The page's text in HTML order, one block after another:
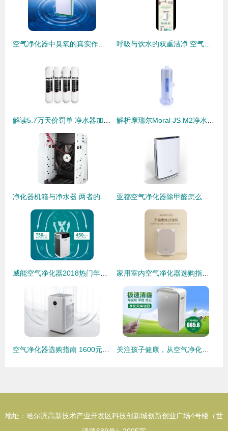
地址：哈尔滨高新技术产业开发区科技创新城创新创业广场4号楼（世